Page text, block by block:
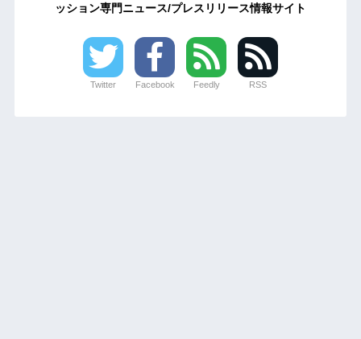
ッション専門ニュース/プレスリリース情報サイト
Twitter Facebook Feedly RSS